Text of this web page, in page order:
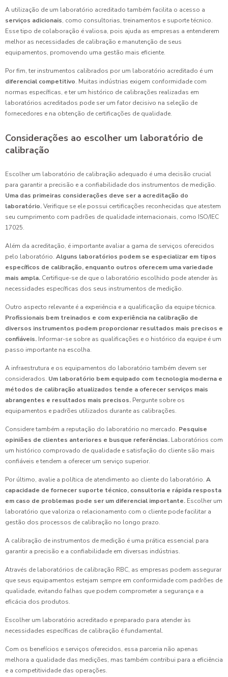
A utilização de um laboratório acreditado também facilita o acesso a
serviços adicionais, como consultorias, treinamentos e suporte técnico.
Esse tipo de colaboração é valiosa, pois ajuda as empresas a entenderem
melhor as necessidades de calibração e manutenção de seus
equipamentos, promovendo uma gestão mais eficiente.
Por fim, ter instrumentos calibrados por um laboratório acreditado é um
diferencial competitivo. Muitas indústrias exigem conformidade com
normas específicas, e ter um histórico de calibrações realizadas em
laboratórios acreditados pode ser um fator decisivo na seleção de
fornecedores e na obtenção de certificações de qualidade.
Considerações ao escolher um laboratório de
calibração
Escolher um laboratório de calibração adequado é uma decisão crucial
para garantir a precisão e a confiabilidade dos instrumentos de medição.
Uma das primeiras considerações deve ser a acreditação do
laboratório.Verifique se ele possui certificações reconhecidas que atestem
seu cumprimento com padrões de qualidade internacionais, como ISO/IEC
17025.
Além da acreditação, é importante avaliar a gama de serviços oferecidos
pelo laboratório. Alguns laboratórios podem se especializar em tipos
específicos de calibração, enquanto outros oferecem uma variedade
mais ampla. Certifique-se de que o laboratório escolhido pode atender às
necessidades específicas dos seus instrumentos de medição.
Outro aspecto relevante é a experiência e a qualificação da equipe técnica.
Profissionais bem treinados e com experiência na calibração de
diversos instrumentos podem proporcionar resultados mais precisos e
confiáveis. Informar-se sobre as qualificações e o histórico da equipe é um
passo importante na escolha.
A infraestrutura e os equipamentos do laboratório também devem ser
considerados. Um laboratório bem equipado com tecnologia moderna e
métodos de calibração atualizados tende a oferecer serviços mais
abrangentes e resultados mais precisos. Pergunte sobre os
equipamentos e padrões utilizados durante as calibrações.
Considere também a reputação do laboratório no mercado. Pesquise
opiniões de clientes anteriores e busque referências. Laboratórios com
um histórico comprovado de qualidade e satisfação do cliente são mais
confiáveis e tendem a oferecer um serviço superior.
Por último, avalie a política de atendimento ao cliente do laboratório. A
capacidade de fornecer suporte técnico, consultoria e rápida resposta
em caso de problemas pode ser um diferencial importante. Escolher um
laboratório que valoriza o relacionamento com o cliente pode facilitar a
gestão dos processos de calibração no longo prazo.
A calibração de instrumentos de medição é uma prática essencial para
garantir a precisão e a confiabilidade em diversas indústrias.
Através de laboratórios de calibração RBC, as empresas podem assegurar
que seus equipamentos estejam sempre em conformidade com padrões de
qualidade, evitando falhas que podem comprometer a segurança e a
eficácia dos produtos.
Escolher um laboratório acreditado e preparado para atender às
necessidades específicas de calibração é fundamental.
Com os benefícios e serviços oferecidos, essa parceria não apenas
melhora a qualidade das medições, mas também contribui para a eficiência
e a competitividade das operações.